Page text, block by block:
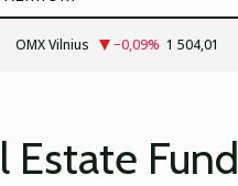
OMX Vilnius −0,09% 1 504,01
Estate Fund